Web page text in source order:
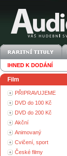
IHNED K DODÁNÍ
Film
PŘIPRAVUJEME
DVD do 100 Kč
DVD do 200 Kč
Akční
Animovaný
Cvičení, sport
České filmy